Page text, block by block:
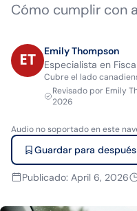
Cómo cumplir con
Emily Thompson
Especialista en
Cubre el lado
Revisado por Emily
2026
Audio no soportado en este
Guardar para después
Publicado: April 6, 2026